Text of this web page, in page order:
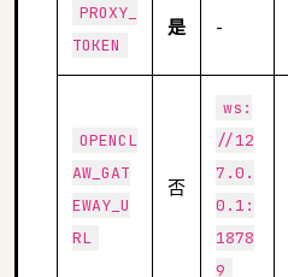
PROXY_
TOKEN
是 -
OPENCL
AW_GAT
EWAY_U
RL
否
ws:
//12
7.0.
0.1:
1878
9